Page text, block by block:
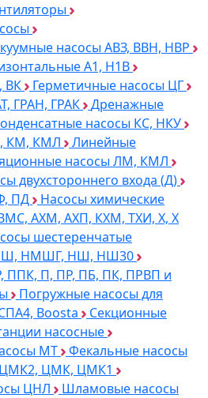
насосы АВЗ, ВВН, НВР
А1, Н1В
ВК
Герметичные насосы ЦГ
ГРАН, ГРАК
Дренажные
насосы КС, НКУ
КМ, КМЛ
Линейные
насосы ЛМ, КМЛ
двухстороннего входа (Д)
ПД
Насосы химические
АХМ, АХП, КХМ, ТХИ, Х, Х
шестеренчатые
Ш, НМШГ, НШ, НШ30
ППК, П, ПР, ПБ, ПК, ПРВП и
Погружные насосы для
Boosta
Секционные
насосные
МТ
Фекальные насосы
ЦМК, ЦМК1
ЦНЛ
Шламовые насосы